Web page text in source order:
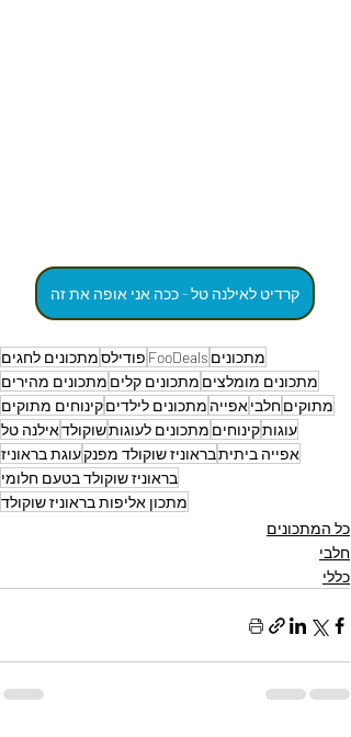
קרדיט לאילנה טל - ככה אני אופה את זה
מתכונים FooDeals פודילסמתכונים לחגים
מתכונים מומלצים מתכונים קלים מתכונים מהירים
מתוקיםחלביאפייה מתכונים לילדיםקינוחים מתוקים
עוגותקינוחים מתכונים לעוגותשוקולדאילנה טל
אפייה ביתיתבראוניז שוקולד מפנקעוגת בראוניז
בראוניז שוקולד בטעם חלומי
מתכון אליפות בראוניז שוקולד
כל המתכונים
חלבי
כללי